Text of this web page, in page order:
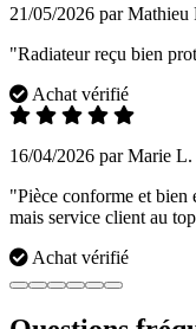
21/05/2026 par Mathieu
"Radiateur reçu bien
Achat vérifié
16/04/2026 par Marie L.
"Pièce conforme et bien
mais service client au
Achat vérifié